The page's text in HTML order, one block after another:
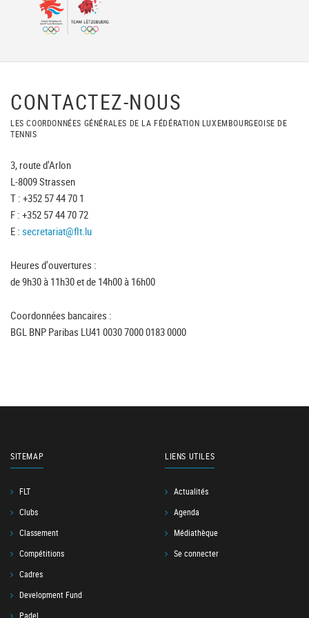
CONTACTEZ-NOUS
LES COORDONNÉES GÉNÉRALES DE LA FÉDÉRATION LUXEMBOURGEOISE DE
TENNIS
3, route d'Arlon
L-8009 Strassen
T : +352 57 44 70 1
F : +352 57 44 70 72
E : secretariat@flt.lu
Heures d'ouvertures :
de 9h30 à 11h30 et de 14h00 à 16h00
Coordonnées bancaires :
BGL BNP Paribas LU41 0030 7000 0183 0000
SITEMAP
FLT
Clubs
Classement
Compétitions
Cadres
Development Fund
Padel
LIENS UTILES
Actualités
Agenda
Médiathèque
Se connecter